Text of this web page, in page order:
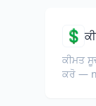
💲
ਕੀਮਤ
ਕਰੋ —